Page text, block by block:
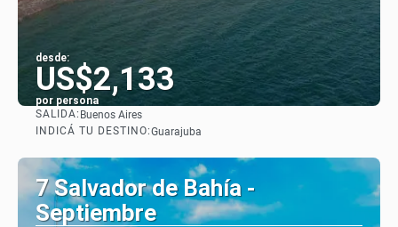
desde:
US$2,133
por persona
SALIDA: Buenos Aires
INDICÁ TU DESTINO:Guarajuba
7 Salvador de Bahía -
Septiembre